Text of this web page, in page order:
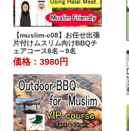
【muslim-c08】お任せ出張
片付けムスリム向けBBQチ
ェアコース8名～9名
価格：3980円